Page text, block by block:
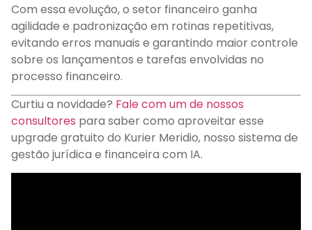
Com essa evolução, o setor financeiro ganha
agilidade e padronização em rotinas repetitivas,
evitando erros manuais e garantindo maior controle
sobre os lançamentos e tarefas envolvidas no
processo financeiro.
Curtiu a novidade? Fale com um de nossos
consultores para saber como aproveitar esse
upgrade gratuito do Kurier Meridio, nosso sistema de
gestão jurídica e financeira com IA.